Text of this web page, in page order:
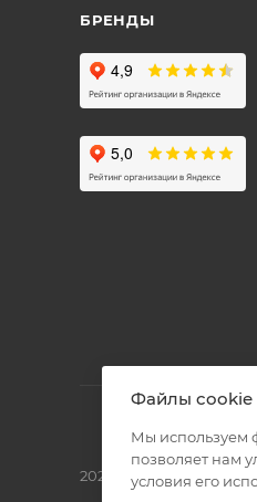
БРЕНДЫ
2026 © Полиграф кит -
Файлы cookie
Мы используем
позволяет нам
условия его